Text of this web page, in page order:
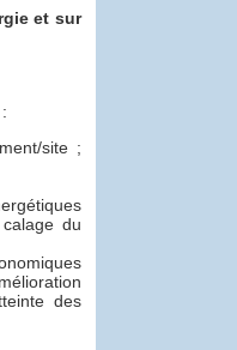
et sur
site ;
du
des